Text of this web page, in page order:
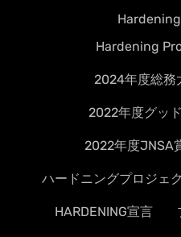
Hardening
2024年度総務
2022年度グッ
2022年度JNSA
ハードニングプロジェ
HARDENING宣言